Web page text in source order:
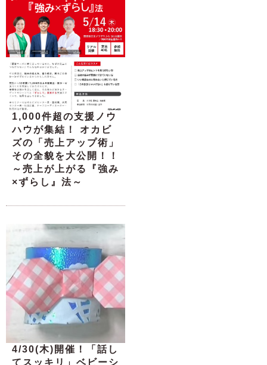
1,000件超の支援ノウ
ハウが集結！ オカビ
ズの「売上アップ術」
その全貌を大公開！！
～売上が上がる『強み
×ずらし』法～
4/30(木)開催！「話し
てスッキリ」ベビーシ